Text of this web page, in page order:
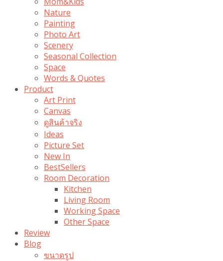
Nature
Painting
Photo Art
Scenery
Seasonal Collection
Space
Words & Quotes
Product
Art Print
Canvas
ดูสินค้าจริง
Ideas
Picture Set
New In
BestSellers
Room Decoration
Kitchen
Living Room
Working Space
Other Space
Review
Blog
ขนาดรูป